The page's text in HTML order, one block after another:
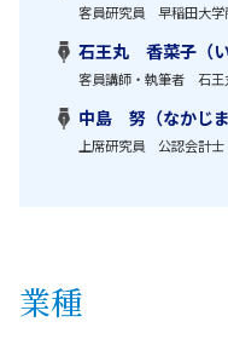
客員研究員 早稲田大学
石王丸 香菜子（
客員講師・執筆者 石王
中島 努（なかじ
上席研究員 公認会計士
業種